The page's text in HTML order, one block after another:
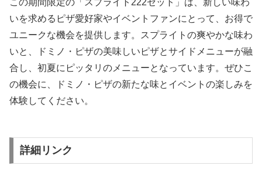
いを求めるピザ愛好家やイベントファンにとって、お得で
ユニークな機会を提供します。スプライトの爽やかな味わ
いと、ドミノ・ピザの美味しいピザとサイドメニューが融
合し、初夏にピッタリのメニューとなっています。ぜひこ
の機会に、ドミノ・ピザの新たな味とイベントの楽しみを
体験してください。
詳細リンク